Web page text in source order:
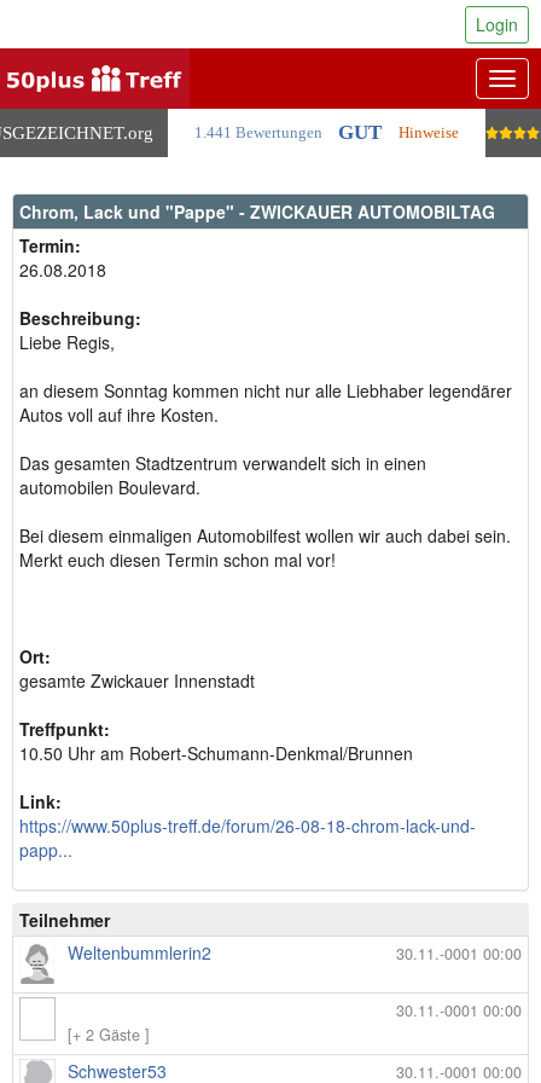
.org 1.441 Bewertungen GUT Hinweise
Login
Chrom, Lack und "Pappe" - ZWICKAUER AUTOMOBILTAG
Termin:
26.08.2018
Beschreibung:
Liebe Regis,
an diesem Sonntag kommen nicht nur alle Liebhaber legendärer
Autos voll auf ihre Kosten.
Das gesamten Stadtzentrum verwandelt sich in einen
automobilen Boulevard.
Bei diesem einmaligen Automobilfest wollen wir auch dabei sein.
Merkt euch diesen Termin schon mal vor!
Ort:
gesamte Zwickauer Innenstadt
Treffpunkt:
10.50 Uhr am Robert-Schumann-Denkmal/Brunnen
Link:
https://www.50plus-treff.de/forum/26-08-18-chrom-lack-und-
papp...
Teilnehmer
30.11.-0001 00:00
Weltenbummlerin2
30.11.-0001 00:00
[+ 2 Gäste ]
30.11.-0001 00:00
Schwester53